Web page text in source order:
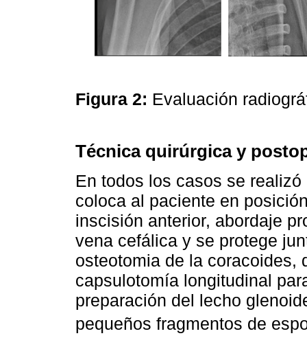
Figura 2: Evaluación
Técnica quirúrgica y
En todos los casos se
coloca al paciente en
inscisión anterior, abordaje
vena cefálica y se protege
osteotomia de la coracoides,
capsulotomía longitudinal
preparación del lecho
pequeños fragmentos de